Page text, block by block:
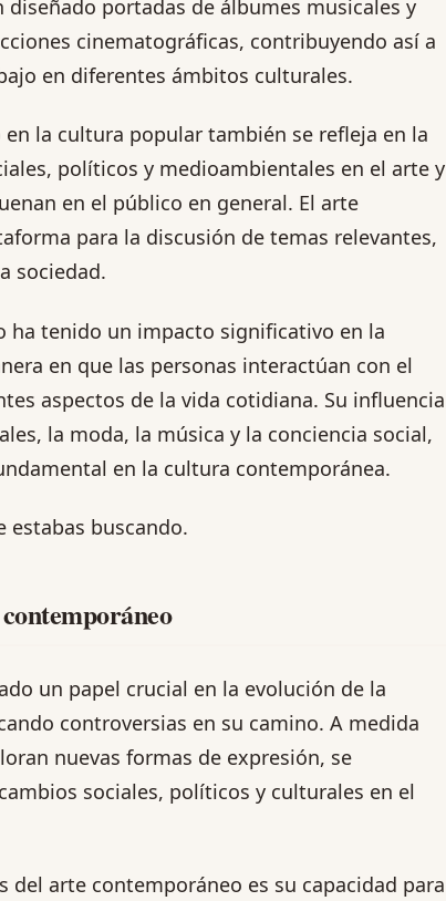
portadas de álbumes musicales y
cinematográficas, contribuyendo así a
en diferentes ámbitos culturales.
la cultura popular también se refleja en la
políticos y medioambientales en el arte y
en el público en general. El arte
para la discusión de temas relevantes,
sociedad.
ha tenido un impacto significativo en la
en que las personas interactúan con el
aspectos de la vida cotidiana. Su influencia
la moda, la música y la conciencia social,
en la cultura contemporánea.
estabas buscando.
un papel crucial en la evolución de la
controversias en su camino. A medida
nuevas formas de expresión, se
sociales, políticos y culturales en el
del arte contemporáneo es su capacidad para